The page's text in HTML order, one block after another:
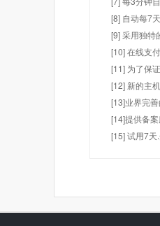
[8] 自动每7
[9] 采用独特
[10] 在线支
[11] 为了保
[12] 新的主
[13]业界完
[14]提供备
[15] 试用7天